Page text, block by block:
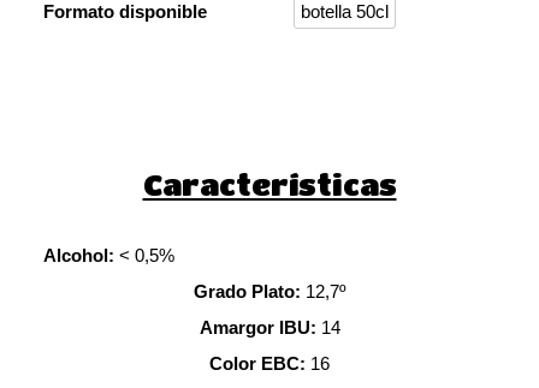
Formato disponible
botella 50cl
Características
Alcohol: < 0,5%
Grado Plato: 12,7º
Amargor IBU: 14
Color EBC: 16